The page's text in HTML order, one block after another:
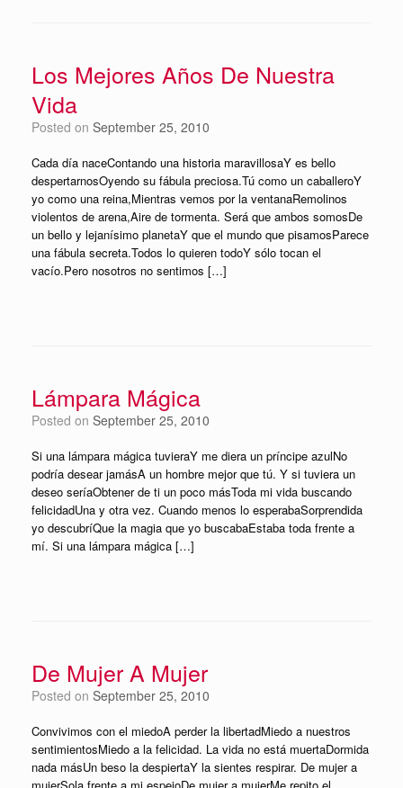
Los Mejores Años De Nuestra
Vida
Posted on September 25, 2010
Cada día naceContando una historia maravillosaY es bello
despertarnosOyendo su fábula preciosa.Tú como un caballeroY
yo como una reina,Mientras vemos por la ventanaRemolinos
violentos de arena,Aire de tormenta. Será que ambos somosDe
un bello y lejanísimo planetaY que el mundo que pisamosParece
una fábula secreta.Todos lo quieren todoY sólo tocan el
vacío.Pero nosotros no sentimos […]
Lámpara Mágica
Posted on September 25, 2010
Si una lámpara mágica tuvieraY me diera un príncipe azulNo
podría desear jamásA un hombre mejor que tú. Y si tuviera un
deseo seríaObtener de ti un poco másToda mi vida buscando
felicidadUna y otra vez. Cuando menos lo esperabaSorprendida
yo descubríQue la magia que yo buscabaEstaba toda frente a
mí. Si una lámpara mágica […]
De Mujer A Mujer
Posted on September 25, 2010
Convivimos con el miedoA perder la libertadMiedo a nuestros
sentimientosMiedo a la felicidad. La vida no está muertaDormida
nada másUn beso la despiertaY la sientes respirar. De mujer a